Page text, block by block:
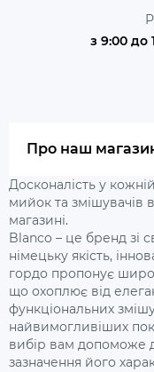
з 9:00 до
Про наш
Досконалість у
мийок та змішувачів
магазині.
Blanco – це бренд зі
німецьку якість,
гордо пропонує
що охоплює від
функціональних
найвимогливіших
вибір вам допоможе
зазначення його